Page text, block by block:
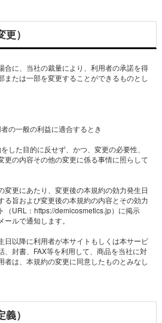
）
合に、当社の裁量により、利用者の承諾を得
または一部を変更することができるものとし
の一般の利益に適合するとき
した目的に反せず、かつ、変更の必要性、
更の内容その他の変更に係る事情に照らして
変更にあたり、変更後の本規約の効力発生日
る旨および変更後の本規約の内容とその効力
（URL：https://demicosmetics.jp）に掲示
ルで通知します。
日以降に利用者が本サイトもしくは本サービ
、封書、FAX等を利用して、商品を当社に対
者は、本規約の変更に同意したものとみなし
）